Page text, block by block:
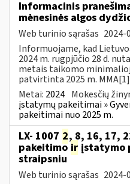
Informacinis
mėnesinės algos
Web turinio sąrašas 2024-
Informuojame, kad
2024 m. rugpjūčio 28 d.
metais taikomo
patvirtinta 2025 m. MMA[1]
Metai: 2024 Mokesčių
įstatymų pakeitimai »
pakeitimai nuo 2025 m.
LX- 1007 2, 8, 16, 17,
pakeitimo ir įstatymo
straipsniu
Web turinio sąrašas 2024-